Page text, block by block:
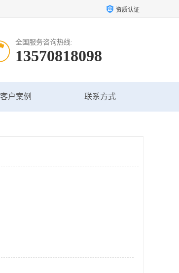
资质认证
全国服务咨询热线:
13570818098
客户案例 联系方式